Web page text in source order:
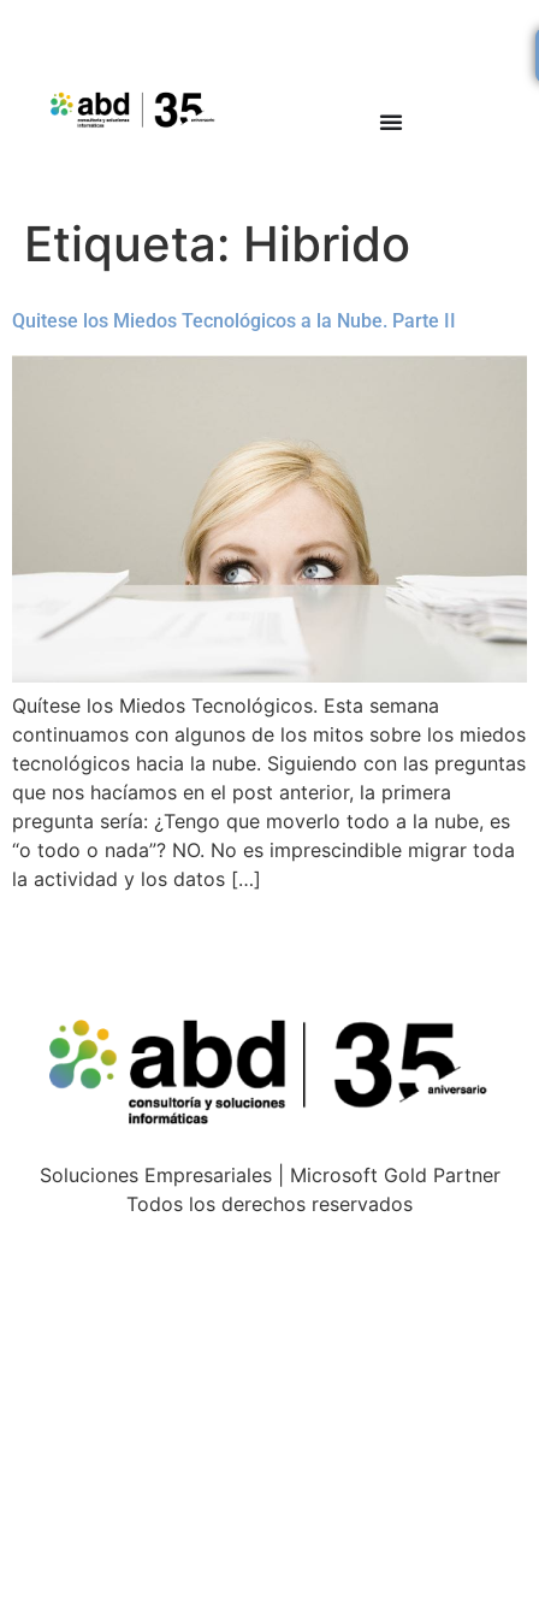
Etiqueta: Hibrido
Quitese los Miedos Tecnológicos a la Nube. Parte II
Quítese los Miedos Tecnológicos. Esta semana
continuamos con algunos de los mitos sobre los miedos
tecnológicos hacia la nube. Siguiendo con las preguntas
que nos hacíamos en el post anterior, la primera
pregunta sería: ¿Tengo que moverlo todo a la nube, es
“o todo o nada”? NO. No es imprescindible migrar toda
la actividad y los datos […]
Soluciones Empresariales | Microsoft Gold Partner
Todos los derechos reservados